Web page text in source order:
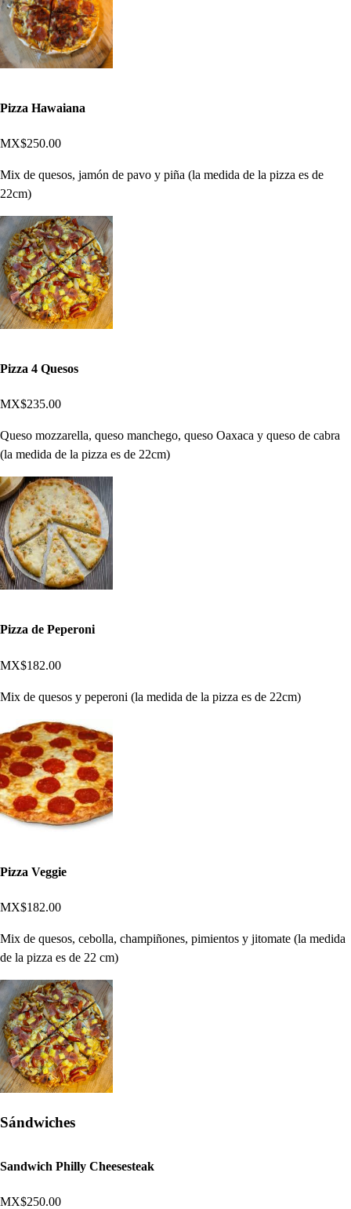
Pizza Hawaiana
MX$250.00
Mix de quesos, jamón de pavo y piña (la medida de la pizza es de
22cm)
Pizza 4 Quesos
MX$235.00
Queso mozzarella, queso manchego, queso Oaxaca y queso de cabra
(la medida de la pizza es de 22cm)
Pizza de Peperoni
MX$182.00
Mix de quesos y peperoni (la medida de la pizza es de 22cm)
Pizza Veggie
MX$182.00
Mix de quesos, cebolla, champiñones, pimientos y jitomate (la medida
de la pizza es de 22 cm)
Sándwiches
Sandwich Philly Cheesesteak
MX$250.00